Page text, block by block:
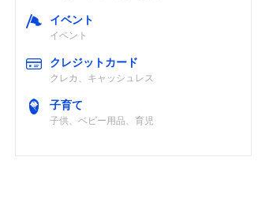
イベント
イベント
クレジットカード
クレカ、キャッシュレス
子育て
子供、ベビー用品、育児